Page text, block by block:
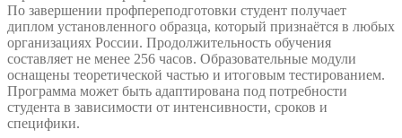
По завершении профпереподготовки студент получает
диплом установленного образца, который признаётся в любых
организациях России. Продолжительность обучения
составляет не менее 256 часов. Образовательные модули
оснащены теоретической частью и итоговым тестированием.
Программа может быть адаптирована под потребности
студента в зависимости от интенсивности, сроков и
специфики.